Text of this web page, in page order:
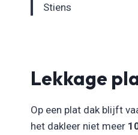
Stiens
Lekkage
Op een plat dak blijft
het dakleer niet meer